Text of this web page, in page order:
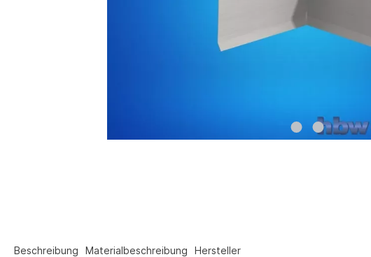
Beschreibung Materialbeschreibung Hersteller